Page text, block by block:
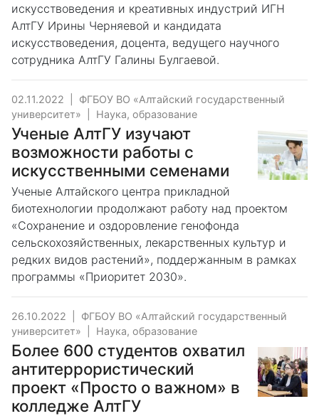
искусствоведения и креативных индустрий ИГН
АлтГУ Ирины Черняевой и кандидата
искусствоведения, доцента, ведущего научного
сотрудника АлтГУ Галины Булгаевой.
02.11.2022
ФГБОУ ВО «Алтайский государственный
университет»
Наука, образование
Ученые АлтГУ изучают
возможности работы с
искусственными семенами
Ученые Алтайского центра прикладной
биотехнологии продолжают работу над проектом
«Сохранение и оздоровление генофонда
сельскохозяйственных, лекарственных культур и
редких видов растений», поддержанным в рамках
программы «Приоритет 2030».
26.10.2022
ФГБОУ ВО «Алтайский государственный
университет»
Наука, образование
Более 600 студентов охватил
антитеррористический
проект «Просто о важном» в
колледже АлтГУ